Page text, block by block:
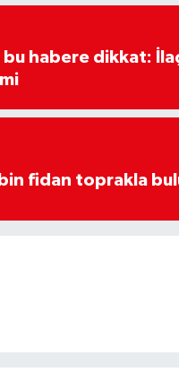
bu habere dikkat:
fidan toprakla